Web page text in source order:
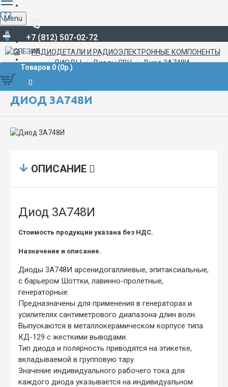
+7 (812) 507-02-72
Menu
0
Товаров 0 (0р.)
0
РАДИОДЕТАЛИ И РАДИОЭЛЕКТРОННЫЕ КОМПОНЕНТЫ
ДИОДЫ
Диоды СВЧ Диод 3А748И
ДИОД 3А748И
ОПИСАНИЕ
Диод 3А748И
Стоимость продукции указана без НДС.
Назначение и описание.
Диоды 3А748И арсенидогаллиевые, эпитаксиальные,
с барьером Шоттки, лавинно-пролетные,
генераторные.
Предназначены для применения в генераторах и
усилителях сантиметрового диапазона длин волн.
Выпускаются в металлокерамическом корпусе типа
КД-129 с жесткими выводами.
Тип диода и полярность приводятся на этикетке,
вкладываемой в групповую тару.
Значение индивидуального рабочего тока для
каждого диода указывается на индивидуальном